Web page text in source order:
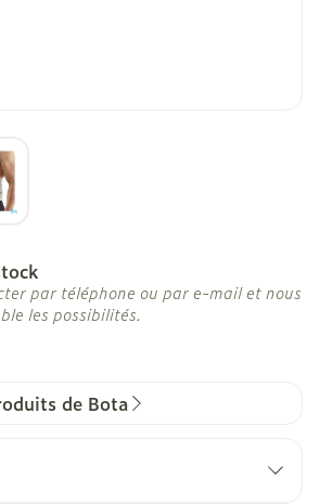
larger image
par téléphone ou par e-mail et nous
les possibilités.
de Bota